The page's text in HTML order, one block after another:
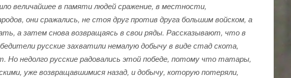
величайшее в памяти людей сражение, в местности,
они сражались, не стоя друг против друга большим войском, а
а затем снова возвращаясь в свои ряды. Рассказывают, что в
русские захватили немалую добычу в виде стад скота,
Но недолго русские радовались этой победе, потому что татары,
уже возвращавшимися назад, и добычу, которую потеряли,